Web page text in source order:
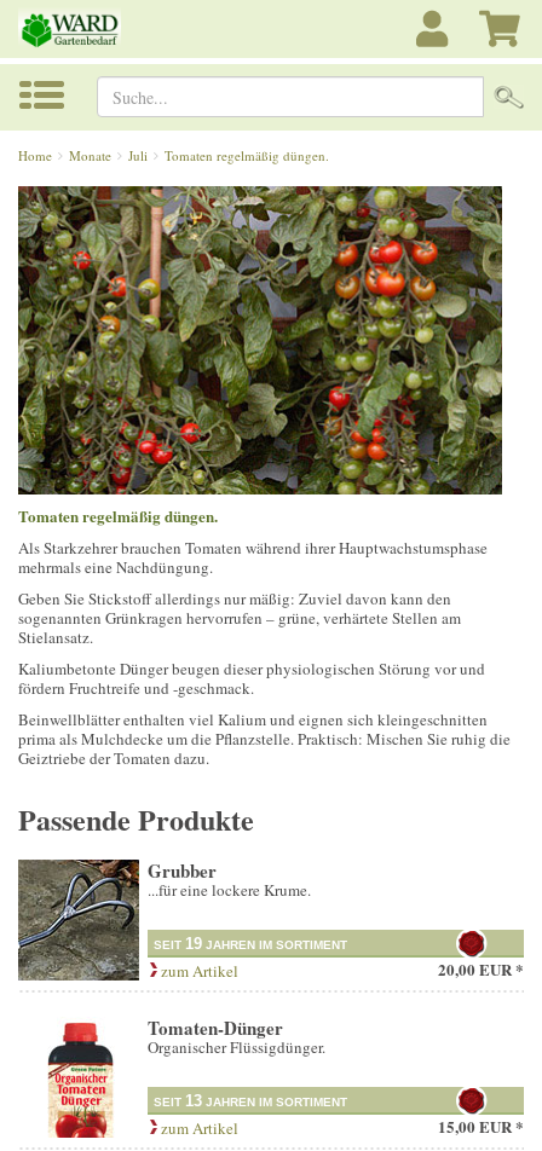
Suche...
Home Monate Juli Tomaten regelmäßig düngen.
Tomaten regelmäßig düngen.
Als Starkzehrer brauchen Tomaten während ihrer Hauptwachstumsphase
mehrmals eine Nachdüngung.
Geben Sie Stickstoff allerdings nur mäßig: Zuviel davon kann den
sogenannten Grünkragen hervorrufen – grüne, verhärtete Stellen am
Stielansatz.
Kaliumbetonte Dünger beugen dieser physiologischen Störung vor und
fördern Fruchtreife und -geschmack.
Beinwellblätter enthalten viel Kalium und eignen sich kleingeschnitten
prima als Mulchdecke um die Pflanzstelle. Praktisch: Mischen Sie ruhig die
Geiztriebe der Tomaten dazu.
Passende Produkte
Grubber
...für eine lockere Krume.
SEIT 19 JAHREN IM SORTIMENT
zum Artikel 20,00 EUR *
Tomaten-Dünger
Organischer Flüssigdünger.
SEIT 13 JAHREN IM SORTIMENT
zum Artikel 15,00 EUR *